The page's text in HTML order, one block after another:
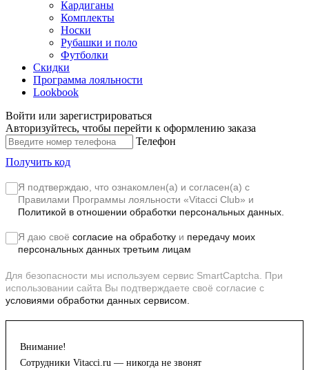
Кардиганы
Комплекты
Носки
Рубашки и поло
Футболки
Скидки
Программа лояльности
Lookbook
Войти или зарегистрироваться
Авторизуйтесь, чтобы перейти к оформлению заказа
Телефон
Получить код
Я подтверждаю, что ознакомлен(а) и согласен(а) с
Правилами Программы лояльности «Vitacci Club» и
Политикой в отношении обработки персональных данных.
Я даю своё согласие на обработку и передачу моих
персональных данных третьим лицам
Для безопасности мы используем сервис SmartCaptcha. При
использовании сайта Вы подтверждаете своё согласие с
условиями обработки данных сервисом.
Внимание!
Сотрудники Vitacci.ru — никогда не звонят